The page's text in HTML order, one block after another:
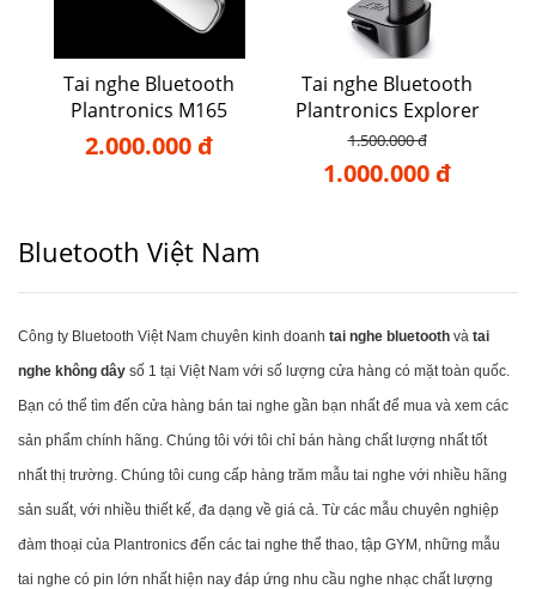
Tai nghe Bluetooth
Plantronics M165
2.000.000 đ
Tai nghe Bluetooth
Plantronics Explorer
102
1.500.000 đ
1.000.000 đ
Bluetooth Việt Nam
Công ty Bluetooth Việt Nam chuyên kinh doanh tai nghe bluetooth và tai
nghe không dây số 1 tại Việt Nam với số lượng cửa hàng có mặt toàn quốc.
Bạn có thể tìm đến cửa hàng bán tai nghe gần bạn nhất để mua và xem các
sản phẩm chính hãng. Chúng tôi với tôi chỉ bán hàng chất lượng nhất tốt
nhất thị trường. Chúng tôi cung cấp hàng trăm mẫu tai nghe với nhiều hãng
sản suất, với nhiều thiết kế, đa dạng về giá cả. Từ các mẫu chuyên nghiệp
đàm thoại của Plantronics đến các tai nghe thể thao, tập GYM, những mẫu
tai nghe có pin lớn nhất hiện nay đáp ứng nhu cầu nghe nhạc chất lượng